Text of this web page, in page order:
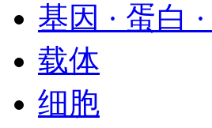
基因 · 蛋白
载体
细胞